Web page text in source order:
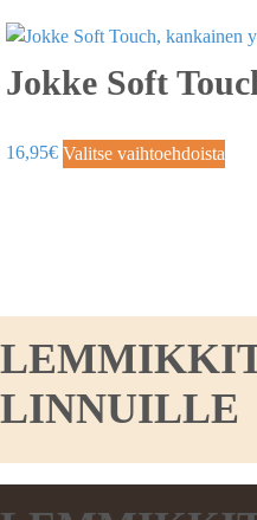
Jokke Soft
16,95€ Valitse vaihtoehdoista
LINNUILLE